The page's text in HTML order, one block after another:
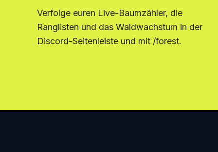
Verfolge euren Live-Baumzähler, die
Ranglisten und das Waldwachstum in der
Discord-Seitenleiste und mit /forest.